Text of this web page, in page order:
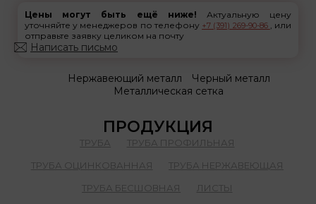
Цены могут быть ещё ниже! Актуальную цену
уточняйте у менеджеров по телефону +7 (391) 269-90-86 , или
отправьте заявку целиком на почту
Написать письмо
Нержавеющий металл
Черный металл
Металлическая сетка
ПРОДУКЦИЯ
ТРУБА
ТРУБА ПРОФИЛЬНАЯ
ТРУБА ОЦИНКОВАННАЯ
ТРУБА НЕРЖАВЕЮЩАЯ
ТРУБА БЕСШОВНАЯ
ЛИСТЫ